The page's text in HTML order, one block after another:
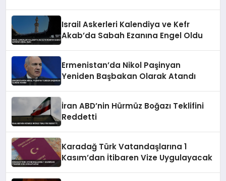
Israil Askerleri Kalendiya ve Kefr
Akab’da Sabah Ezanına Engel Oldu
Ermenistan’da Nikol Paşinyan
Yeniden Başbakan Olarak Atandı
İran ABD’nin Hürmüz Boğazı Teklifini
Reddetti
Karadağ Türk Vatandaşlarına 1
Kasım’dan İtibaren Vize Uygulayacak